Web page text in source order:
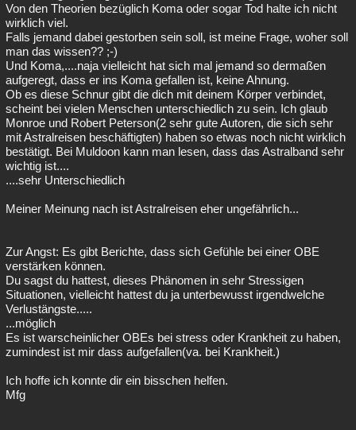
Von den Theorien bezüglich Koma oder sogar Tod halte ich nicht
wirklich viel.
Falls jemand dabei gestorben sein soll, ist meine Frage, woher soll
man das wissen?? ;-)
Und Koma,....naja vielleicht hat sich mal jemand so dermaßen
aufgeregt, dass er ins Koma gefallen ist, keine Ahnung.
Ob es diese Schnur gibt die dich mit deinem Körper verbindet,
scheint bei vielen Menschen unterschiedlich zu sein. Ich glaub
Monroe und Robert Peterson(2 sehr gute Autoren, die sich sehr
mit Astralreisen beschäftigten) haben so etwas noch nicht wirklich
bestätigt. Bei Muldoon kann man lesen, dass das Astralband sehr
wichtig ist....
....sehr Unterschiedlich
Meiner Meinung nach ist Astralreisen eher ungefährlich...
Zur Angst: Es gibt Berichte, dass sich Gefühle bei einer OBE
verstärken können.
Du sagst du hattest, dieses Phänomen in sehr Stressigen
Situationen, vielleicht hattest du ja unterbewusst irgendwelche
Verlustängste.....
...möglich
Es ist warscheinlicher OBEs bei stress oder Krankheit zu haben,
zumindest ist mir dass aufgefallen(va. bei Krankheit.)
Ich hoffe ich konnte dir ein bisschen helfen.
Mfg